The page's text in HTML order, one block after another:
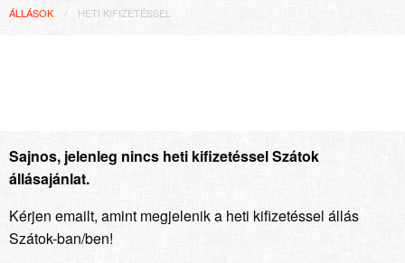
ÁLLÁSOK HETI KIFIZETÉSSEL
Sajnos, jelenleg nincs heti kifizetéssel Szátok
állásajánlat.
Kérjen emailt, amint megjelenik a heti kifizetéssel állás
Szátok-ban/ben!